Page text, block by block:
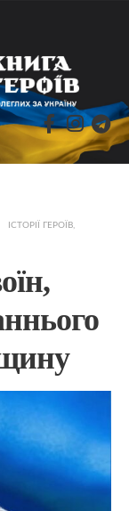
ІСТОРІЇ ГЕРОЇВ,